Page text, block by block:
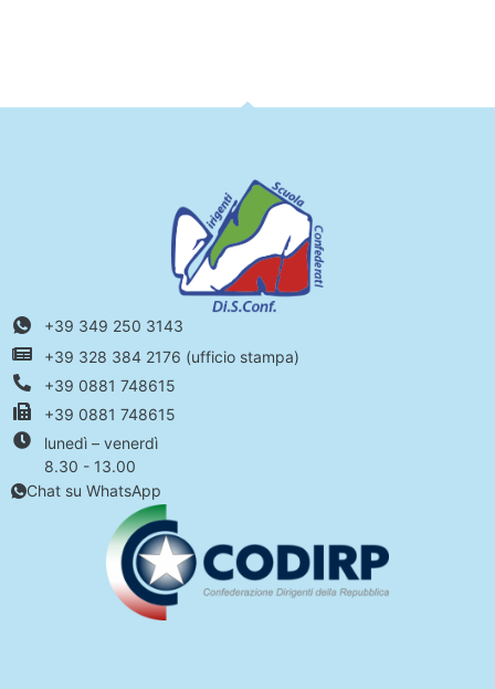
+39 349 250 3143
+39 328 384 2176 (ufficio stampa)
+39 0881 748615
+39 0881 748615
lunedì – venerdì
8.30 - 13.00
Chat su WhatsApp